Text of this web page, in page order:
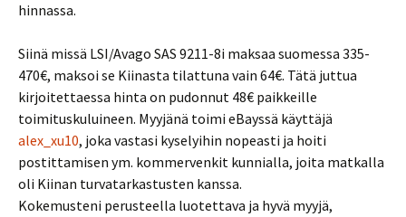
hinnassa.
Siinä missä LSI/Avago SAS 9211-8i maksaa suomessa 335-
470€, maksoi se Kiinasta tilattuna vain 64€. Tätä juttua
kirjoitettaessa hinta on pudonnut 48€ paikkeille
toimituskuluineen. Myyjänä toimi eBayssä käyttäjä
alex_xu10, joka vastasi kyselyihin nopeasti ja hoiti
postittamisen ym. kommervenkit kunnialla, joita matkalla
oli Kiinan turvatarkastusten kanssa.
Kokemusteni perusteella luotettava ja hyvä myyjä,